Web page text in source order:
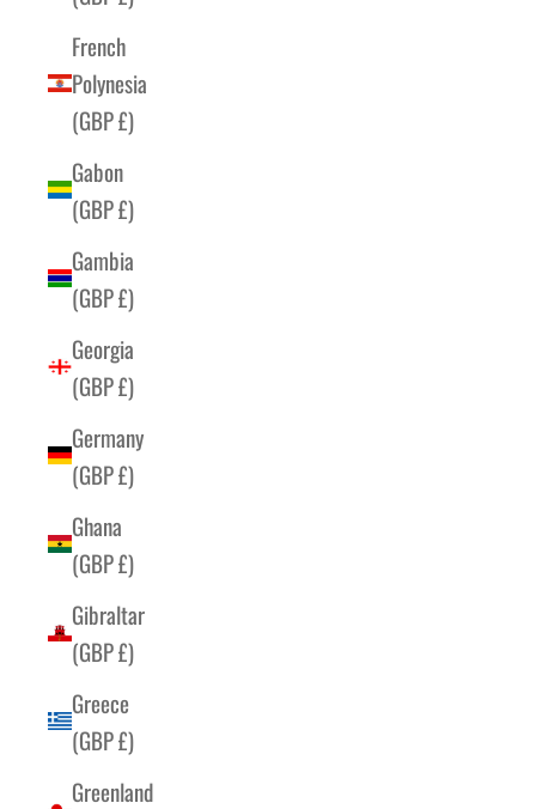
French
Polynesia
(GBP £)
Gabon
(GBP £)
Gambia
(GBP £)
Georgia
(GBP £)
Germany
(GBP £)
Ghana
(GBP £)
Gibraltar
(GBP £)
Greece
(GBP £)
Greenland